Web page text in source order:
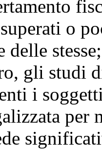
o
stesse;
di
i